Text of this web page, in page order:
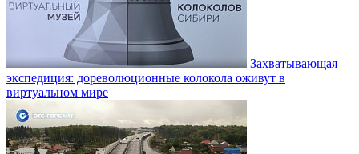
Захватывающая
экспедиция: дореволюционные колокола оживут в
виртуальном мире